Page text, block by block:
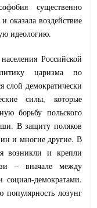
существенно
оказала воздействие
идеологию.
Российской
царизма по
слой демократически
силы, которые
борьбу польского
В защиту поляков
и многие другие. В
возникли и крепли
– вначале между
демократами.
популярность лозунг